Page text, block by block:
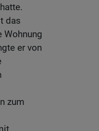
das
Wohnung
er von
zum